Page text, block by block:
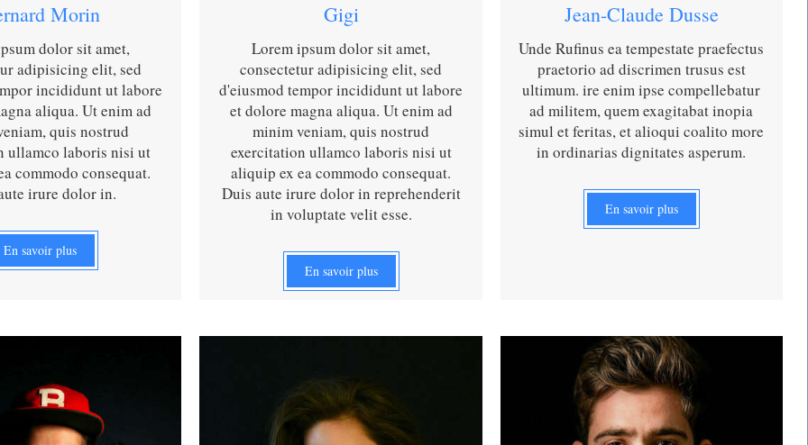
Morin
dolor sit amet,
adipisicing elit, sed
incididunt ut labore
aliqua. Ut enim ad
quis nostrud
ullamco laboris nisi ut
commodo consequat.
irure dolor in.
En savoir plus
Gigi
Lorem ipsum dolor sit amet,
consectetur adipisicing elit, sed
d'eiusmod tempor incididunt ut labore
et dolore magna aliqua. Ut enim ad
minim veniam, quis nostrud
exercitation ullamco laboris nisi ut
aliquip ex ea commodo consequat.
Duis aute irure dolor in reprehenderit
in voluptate velit esse.
En savoir plus
Jean-Claude Dusse
Unde Rufinus ea tempestate praefectus
praetorio ad discrimen trusus est
ultimum. ire enim ipse compellebatur
ad militem, quem exagitabat inopia
simul et feritas, et alioqui coalito more
in ordinarias dignitates asperum.
En savoir plus